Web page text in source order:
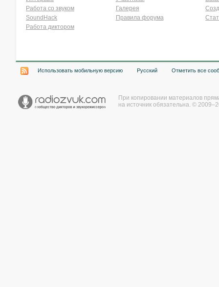
Работа со звуком
SoundHack
Работа диктором
Галерея
Правила форума
Использовать мобильную версию Русский Отметить все
При копировании материалов
на источник обязательна. ©